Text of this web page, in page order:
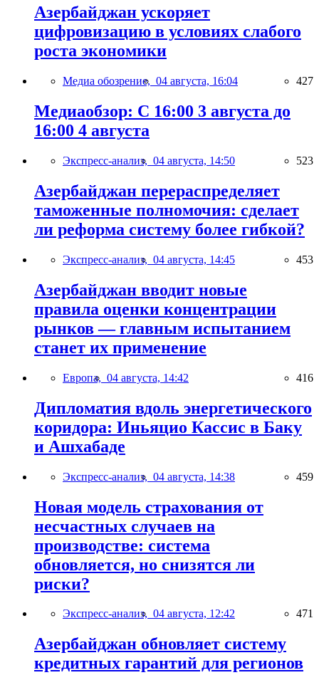
Азербайджан ускоряет
цифровизацию в условиях слабого
роста экономики
Медиа обозрение, 04 августа, 16:04 427
Медиаобзор: С 16:00 3 августа до
16:00 4 августа
Экспресс-анализ, 04 августа, 14:50 523
Азербайджан перераспределяет
таможенные полномочия: сделает
ли реформа систему более гибкой?
Экспресс-анализ, 04 августа, 14:45 453
Азербайджан вводит новые
правила оценки концентрации
рынков — главным испытанием
станет их применение
Европа, 04 августа, 14:42 416
Дипломатия вдоль энергетического
коридора: Иньяцио Кассис в Баку
и Ашхабаде
Экспресс-анализ, 04 августа, 14:38 459
Новая модель страхования от
несчастных случаев на
производстве: система
обновляется, но снизятся ли
риски?
Экспресс-анализ, 04 августа, 12:42 471
Азербайджан обновляет систему
кредитных гарантий для регионов